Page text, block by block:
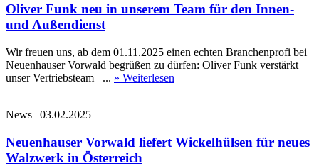
Oliver Funk neu in unserem Team für den Innen-
und Außendienst
Wir freuen uns, ab dem 01.11.2025 einen echten Branchenprofi bei
Neuenhauser Vorwald begrüßen zu dürfen: Oliver Funk verstärkt
unser Vertriebsteam –... » Weiterlesen
News | 03.02.2025
Neuenhauser Vorwald liefert Wickelhülsen für neues
Walzwerk in Österreich